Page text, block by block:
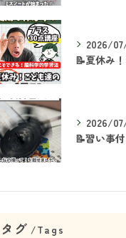
2026/
2026/
📝習い事
タグ Tags